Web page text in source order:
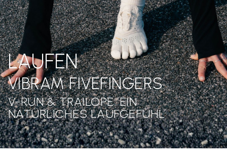
LAUFEN
VIBRAM FIVEFINGERS
V-RUN & TRAILOPE: EIN
NATÜRLICHES LAUFGEFÜHL